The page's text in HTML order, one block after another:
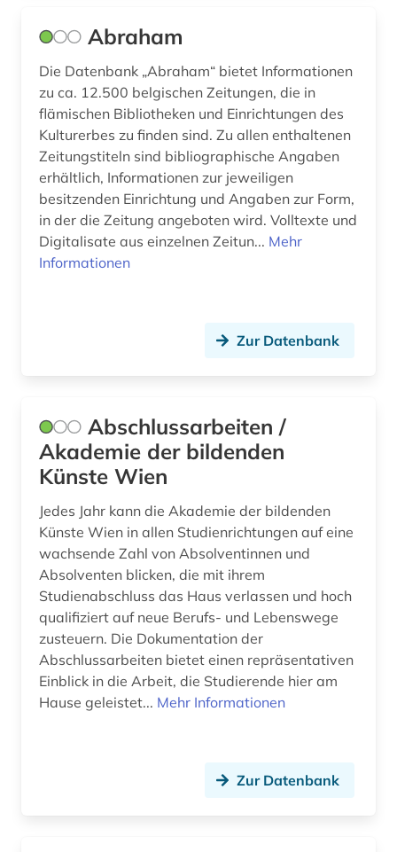
deutsches sprachgebiet (2)
deutschland (26)
deutschland &lt;ddr, motiv&gt; (2)
deutschland (bundesrepublik) (2)
deutschland (ddr) (9)
deutschlandblätter (1)
deutschsprachiger raum (1)
digitalisierung (1)
diplomarbeit (1)
discovery service (1)
diskriminierung (1)
dissertation (2)
Abraham
Die Datenbank „Abraham“ bietet Informationen
zu ca. 12.500 belgischen Zeitungen, die in
flämischen Bibliotheken und Einrichtungen des
Kulturerbes zu finden sind. Zu allen enthaltenen
Zeitungstiteln sind bibliographische Angaben
erhältlich, Informationen zur jeweiligen
besitzenden Einrichtung und Angaben zur Form,
in der die Zeitung angeboten wird. Volltexte und
Digitalisate aus einzelnen Zeitun... Mehr
Informationen
Zur Datenbank
Abschlussarbeiten /
Akademie der bildenden
Künste Wien
Jedes Jahr kann die Akademie der bildenden
Künste Wien in allen Studienrichtungen auf eine
wachsende Zahl von Absolventinnen und
Absolventen blicken, die mit ihrem
Studienabschluss das Haus verlassen und hoch
qualifiziert auf neue Berufs- und Lebenswege
zusteuern. Die Dokumentation der
Abschlussarbeiten bietet einen repräsentativen
Einblick in die Arbeit, die Studierende hier am
Hause geleistet... Mehr Informationen
Zur Datenbank